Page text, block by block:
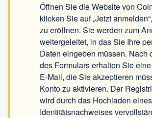
Öffnen Sie die Website von
klicken Sie auf „Jetzt
zu eröffnen. Sie werden zum
weitergeleitet, in das Sie Ihre
Daten eingeben müssen. Nach
des Formulars erhalten Sie
E-Mail, die Sie akzeptieren
Konto zu aktivieren. Der
wird durch das Hochladen eines
Identitätsnachweises